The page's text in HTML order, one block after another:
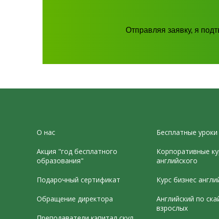
Отправляя заявку, я
О нас
Акция "год бесплатного
образования"
Подарочный сертификат
Обращение директора
Бесплатные
Корпоративные
английского
Курс бизнес
Английский по
взрослых